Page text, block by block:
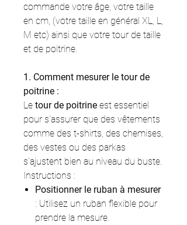
commande votre âge, votre taille
en cm, (votre taille en général XL, L,
M etc) ainsi que votre tour de taille
et de poitrine.
1. Comment mesurer le tour de
poitrine :
Le tour de poitrine est essentiel
pour s'assurer que des vêtements
comme des t-shirts, des chemises,
des vestes ou des parkas
s'ajustent bien au niveau du buste.
Instructions :
Positionner le ruban à mesurer
: Utilisez un ruban flexible pour
prendre la mesure.